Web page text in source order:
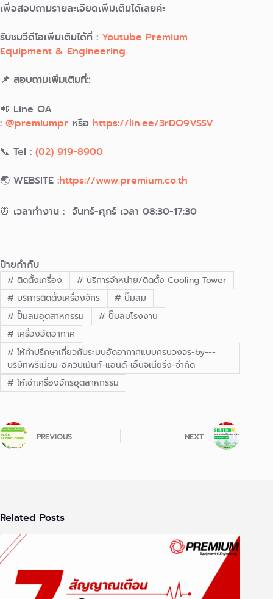
เพื่อสอบถามรายละเอียดเพิ่มเติมได้เลยค่ะ
รับชมวีดีโอเพิ่มเติมได้ที่ : Youtube Premium
Equipment & Engineering
📌 สอบถามเพิ่มเติมที่::
📲 Line OA
: @premiumpr หรือ https://lin.ee/3rDO9VSSV
📞 Tel : (02) 919-8900
🌏 WEBSITE :https://www.premium.co.th
⏰ เวลาทำงาน : จันทร์-ศุกร์ เวลา 08:30-17:30
ป้ายกำกับ
# ติดตั้งเครื่อง # บริการจำหน่าย/ติดตั้ง Cooling Tower
# บริการติดตั้งเครื่องจักร # ปั๊มลม
# ปั๊มลมอุตสาหกรรม # ปั๊มลมโรงงาน
# เครื่องอัดอากาศ
# ให้คำปรึกษาเกี่ยวกับระบบอัดอากาศแบบครบวงจร-by---
บริษัทพรีเมี่ยม-อิควิปเม้นท์-แอนด์-เอ็นจิเนียริ่ง-จำกัด
# ให้เช่าเครื่องจักรอุตสาหกรรม
PREVIOUS NEXT
Related Posts